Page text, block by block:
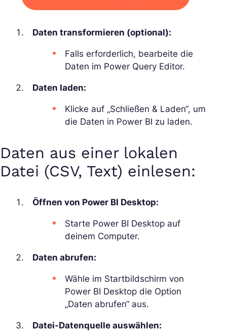
Daten transformieren (optional):
Falls erforderlich, bearbeite die
Daten im Power Query Editor.
Daten laden:
Klicke auf „Schließen & Laden“, um
die Daten in Power BI zu laden.
Daten aus einer lokalen
Datei (CSV, Text) einlesen:
Öffnen von Power BI Desktop:
Starte Power BI Desktop auf
deinem Computer.
Daten abrufen:
Wähle im Startbildschirm von
Power BI Desktop die Option
„Daten abrufen“ aus.
Datei-Datenquelle auswählen: